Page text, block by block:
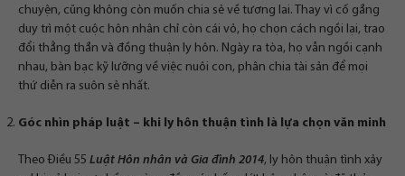
chuyện, cũng không còn muốn chia sẻ về tương lai. Thay vì cố gắng
duy trì một cuộc hôn nhân chỉ còn cái vỏ, họ chọn cách ngồi lại, trao
đổi thẳng thắn và đồng thuận ly hôn. Ngày ra tòa, họ vẫn ngồi cạnh
nhau, bàn bạc kỹ lưỡng về việc nuôi con, phân chia tài sản để mọi
thứ diễn ra suôn sẻ nhất.
Góc nhìn pháp luật – khi ly hôn thuận tình là lựa chọn văn minh
Theo Điều 55 Luật Hôn nhân và Gia đình 2014, ly hôn thuận tình xảy